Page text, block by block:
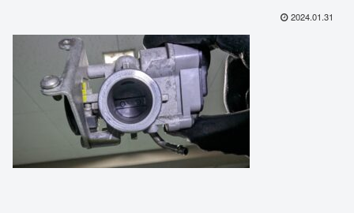
2024.01.31